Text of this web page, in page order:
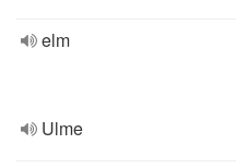
elm
Ulme